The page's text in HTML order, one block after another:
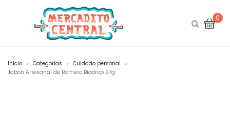
0
Inicio > Categorías > Cuidado personal >
Jabon Artesanal de Romero Biodrop 97g